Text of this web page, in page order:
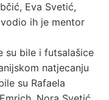
Eva Svetić,
ih je mentor
su bile i futsalašice
natjecanju
su Rafaela